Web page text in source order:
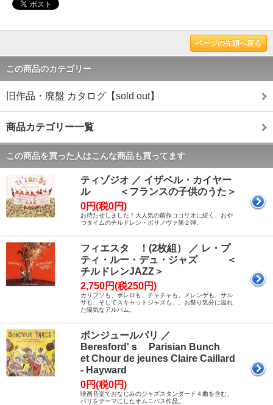
ページの先頭へ戻る
この商品のカテゴリー
旧作品・廃盤 カタログ【sold out】
商品カテゴリー一覧
この商品を買った人はこんな商品も買ってます
ティゾジオ ／ イザベル・カイヤー
ル ＜フランスの子供のうた＞
0円(税0円)
お待たせしました！大人気の前作ココリオに続く、おや
つタイムのチルドレン・ボサノヴァ第２弾。
フィエスタ ！(2枚組） ／ レ・プ
ティ・ルー・デュ・ジャズ ＜
チルドレンJAZZ＞
2,750円(税250円)
カリプソも、ボレロも、チャチャも、メレンゲも、サル
サも、そしてスキャットジャズも、、お祭り気分に溢れ
た陽気なアルバム。
ボンジュールパリ ／
Beresford'ｓ Parisian Bunch
et Chour de jeunes Claire Caillard
- Hayward
0円(税0円)
映画音楽でおなじみのジャズスタンダード４曲を含む、
パリをテーマにしたオムニバス作品。